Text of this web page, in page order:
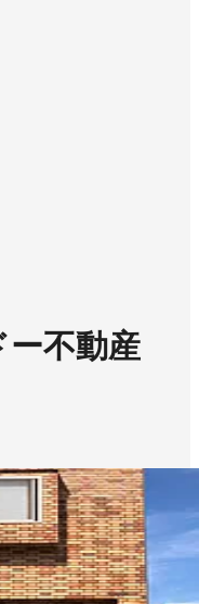
ー不動産